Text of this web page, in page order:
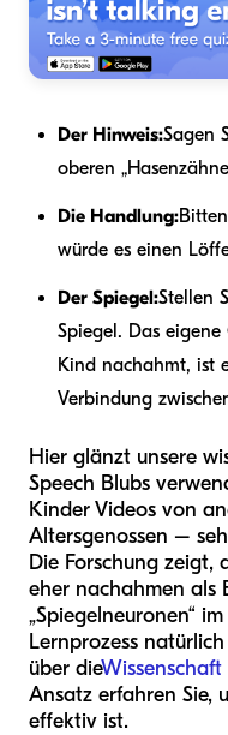
Der Hinweis:Sagen
oberen
Die Handlung:
würde es einen
Der Spiegel:Stellen
Spiegel. Das
Kind nachahmt, ist
Verbindung
Hier glänzt unsere
Speech Blubs
Kinder Videos von
Altersgenossen –
Die Forschung zeigt,
eher nachahmen als
„Spiegelneuronen“
Lernprozess
über die
Ansatz erfahren Sie,
effektiv ist.